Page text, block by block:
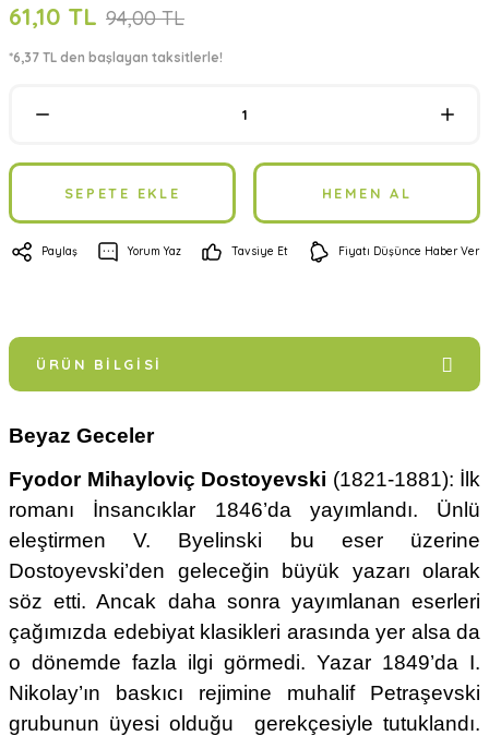
61,10 TL 94,00 TL
*6,37 TL den başlayan taksitlerle!
SEPETE EKLE HEMEN AL
Paylaş Yorum Yaz Tavsiye Et Fiyatı Düşünce Haber Ver
ÜRÜN BILGISI
Beyaz Geceler
Fyodor Mihayloviç Dostoyevski (1821-1881): İlk
romanı İnsancıklar 1846’da yayımlandı. Ünlü
eleştirmen V. Byelinski bu eser üzerine
Dostoyevski’den geleceğin büyük yazarı olarak
söz etti. Ancak daha sonra yayımlanan eserleri
çağımızda edebiyat klasikleri arasında yer alsa da
o dönemde fazla ilgi görmedi. Yazar 1849’da I.
Nikolay’ın baskıcı rejimine muhalif Petraşevski
grubunun üyesi olduğu gerekçesiyle tutuklandı.